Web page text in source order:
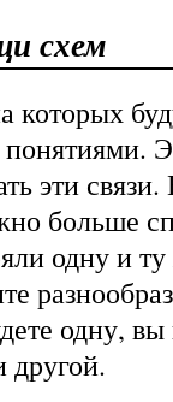
схем
которых
эти
больше
одну и
одну,